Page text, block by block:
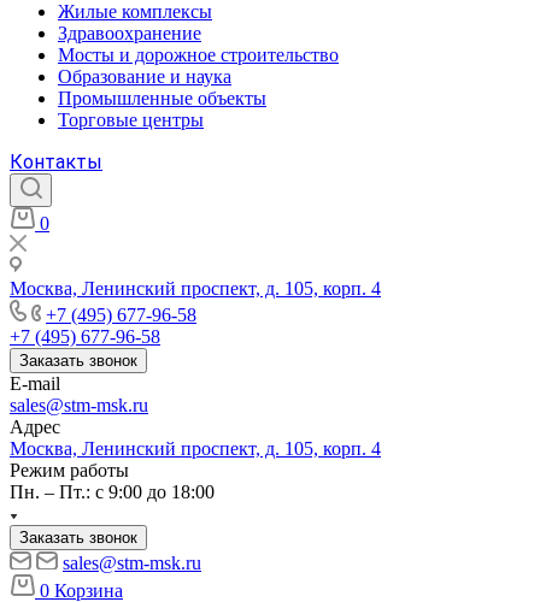
Жилые комплексы
Здравоохранение
Мосты и дорожное строительство
Образование и наука
Промышленные объекты
Торговые центры
Контакты
0
Москва, Ленинский проспект, д. 105, корп. 4
+7 (495) 677-96-58
+7 (495) 677-96-58
Заказать звонок
E-mail
sales@stm-msk.ru
Адрес
Москва, Ленинский проспект, д. 105, корп. 4
Режим работы
Пн. – Пт.: с 9:00 до 18:00
Заказать звонок
sales@stm-msk.ru
0 Корзина